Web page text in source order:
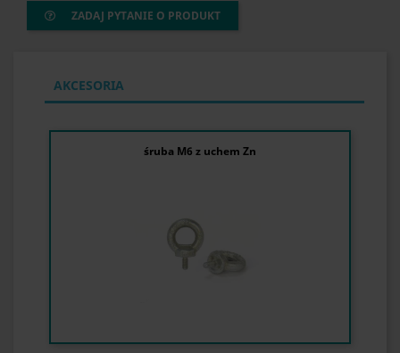
ZADAJ PYTANIE O PRODUKT
AKCESORIA
śruba M6 z uchem Zn